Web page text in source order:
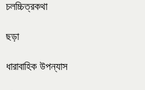
চলচ্চিত্রকথা
ছড়া
ধারাবাহিক উপন্যাস